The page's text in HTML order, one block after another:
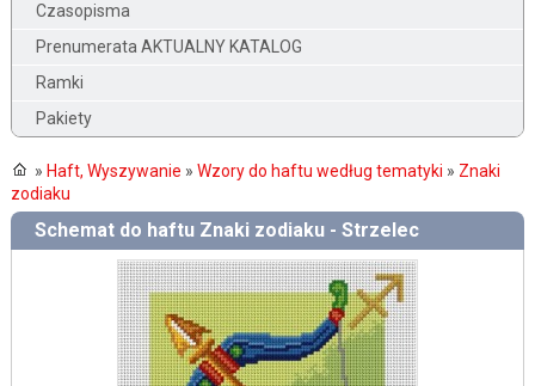
Czasopisma
Prenumerata AKTUALNY KATALOG
Ramki
Pakiety
» Haft, Wyszywanie » Wzory do haftu według tematyki » Znaki
zodiaku
Schemat do haftu Znaki zodiaku - Strzelec